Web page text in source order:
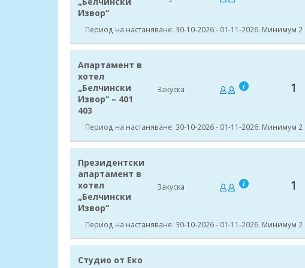
Извор“
Период на настаняване: 30-10-2026 - 01-11-2026. Минимум
Апартамент в
хотел
„Белчински
Извор“ – 401
403
Закуска 1
Период на настаняване: 30-10-2026 - 01-11-2026. Минимум
Президентски
апартамент в
хотел
„Белчински
Извор“
Закуска 1
Период на настаняване: 30-10-2026 - 01-11-2026. Минимум
Студио от Еко